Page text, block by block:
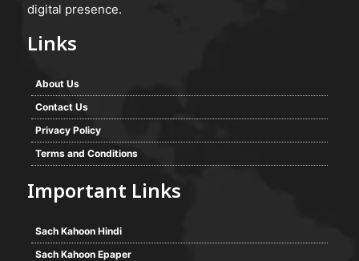
digital presence.
Links
About Us
Contact Us
Privacy Policy
Terms and Conditions
Important Links
Sach Kahoon Hindi
Sach Kahoon Epaper